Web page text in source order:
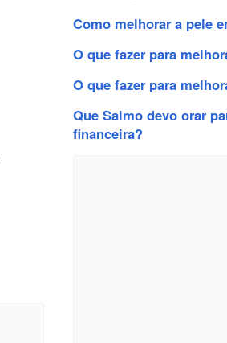
Como melhorar a pele
O que fazer para
O que fazer para
Que Salmo devo orar
financeira?